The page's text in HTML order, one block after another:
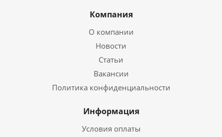
Компания
О компании
Новости
Статьи
Вакансии
Политика конфиденциальности
Информация
Условия оплаты